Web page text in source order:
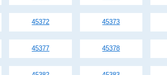
45372 45373
45377 45378